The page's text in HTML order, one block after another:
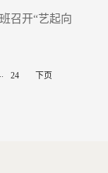
召开“艺起向
24 下页